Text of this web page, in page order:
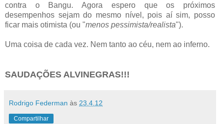
contra o Bangu. Agora espero que os próximos
desempenhos sejam do mesmo nível, pois aí sim, posso
ficar mais otimista (ou "menos pessimista/realista").
Uma coisa de cada vez. Nem tanto ao céu, nem ao inferno.
SAUDAÇÕES ALVINEGRAS!!!
Rodrigo Federman às 23.4.12
Compartilhar